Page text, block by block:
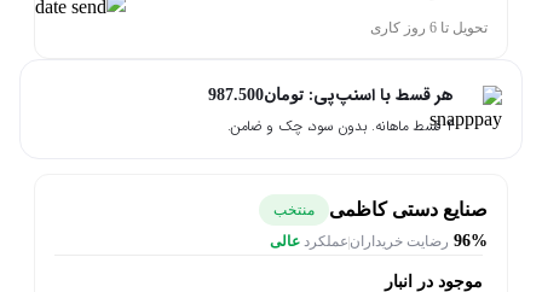
تحویل تا 6 روز کاری
هر قسط با اسنپ‌پی: تومان987.500
۴ قسط ماهانه. بدون سود، چک و ضامن.
صنایع دستی کاظمی منتخب
96% رضایت خریدارانعملکرد عالی
موجود در انبار